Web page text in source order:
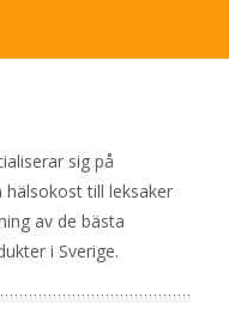
sig på
till leksaker
av de bästa
i Sverige.